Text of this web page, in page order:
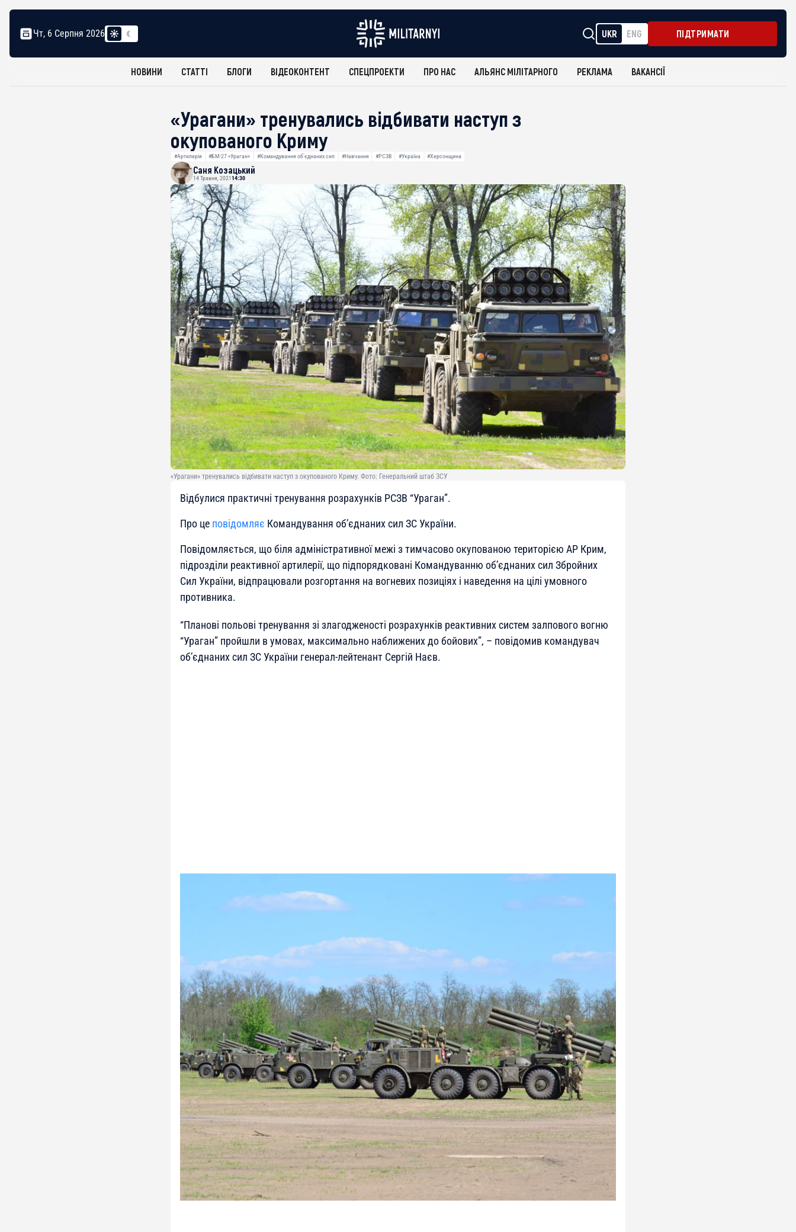
Чт, 6 Серпня 2026 UKR ENG ПІДТРИМАТИ
НОВИНИ СТАТТІ БЛОГИ ВІДЕОКОНТЕНТ СПЕЦПРОЕКТИ ПРО НАС АЛЬЯНС МІЛІТАРНОГО РЕКЛАМА ВАКАНСІЇ
«Урагани» тренувались відбивати наступ з
окупованого Криму
#Артилерія #БМ-27 «Ураган» #Командування об'єднаних сил #Навчання #РСЗВ #Україна #Херсонщина
Саня Козацький
14 Травня, 202114:30
«Урагани» тренувались відбивати наступ з окупованого Криму. Фото: Генеральний штаб ЗСУ
Відбулися практичні тренування розрахунків РСЗВ “Ураган”.
Про це повідомляє Командування об’єднаних сил ЗС України.
Повідомляється, що біля адміністративної межі з тимчасово окупованою територією АР Крим,
підрозділи реактивної артилерії, що підпорядковані Командуванню об’єднаних сил Збройних
Сил України, відпрацювали розгортання на вогневих позиціях і наведення на цілі умовного
противника.
“Планові польові тренування зі злагодженості розрахунків реактивних систем залпового вогню
“Ураган” пройшли в умовах, максимально наближених до бойових”, – повідомив командувач
об’єднаних сил ЗС України генерал-лейтенант Сергій Наєв.